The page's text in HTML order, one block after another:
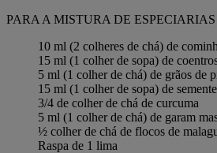
PARA A MISTURA DE ESPECIARIAS
10 ml (2 colheres de chá) de
15 ml (1 colher de sopa) de
5 ml (1 colher de chá) de grãos de
15 ml (1 colher de sopa) de
3/4 de colher de chá de curcuma
5 ml (1 colher de chá) de garam
½ colher de chá de flocos de
Raspa de 1 lima